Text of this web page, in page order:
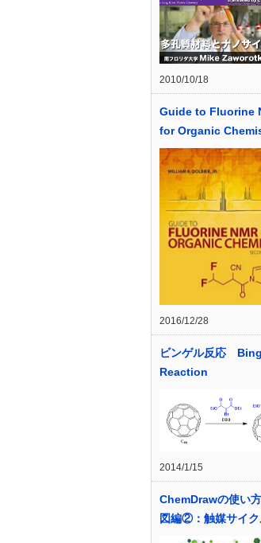
2010/10/18
Guide to Fluorine
for Organic
2016/12/28
ビンゲル反応
Reaction
2014/1/15
ChemDrawの使い
図編②：触媒サイ